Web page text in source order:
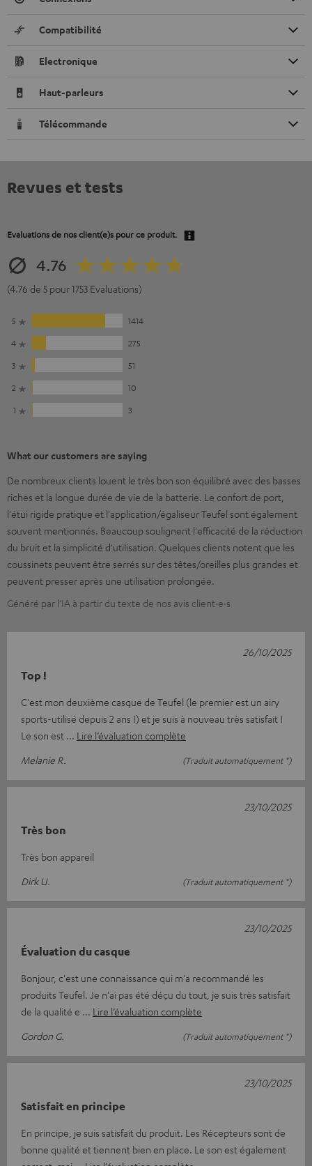
Compatibilité
Electronique
Haut-parleurs
Télécommande
Revues et tests
Evaluations de nos client(e)s pour ce produit.
4.76
(4.76 de 5 pour 1753 Evaluations)
5
1414
4
275
3
51
2
10
1
3
What our customers are saying
De nombreux clients louent le très bon son équilibré avec des basses
riches et la longue durée de vie de la batterie. Le confort de port,
l'étui rigide pratique et l'application/égaliseur Teufel sont également
souvent mentionnés. Beaucoup soulignent l'efficacité de la réduction
du bruit et la simplicité d'utilisation. Quelques clients notent que les
coussinets peuvent être serrés sur des têtes/oreilles plus grandes et
peuvent presser après une utilisation prolongée.
Généré par l’IA à partir du texte de nos avis client·e·s
Top !
C'est mon deuxième casque de Teufel (le premier est un airy
sports-utilisé depuis 2 ans !) et je suis à nouveau très satisfait !
Le son est
Lire l’évaluation complète
Melanie R.
(Traduit automatiquement *)
26/10/2025
Très bon
Très bon appareil
Dirk U.
(Traduit automatiquement *)
23/10/2025
Évaluation du casque
Bonjour, c'est une connaissance qui m'a recommandé les
produits Teufel. Je n'ai pas été déçu du tout, je suis très satisfait
de la qualité e
Lire l’évaluation complète
Gordon G.
(Traduit automatiquement *)
23/10/2025
Satisfait en principe
En principe, je suis satisfait du produit. Les Récepteurs sont de
bonne qualité et tiennent bien en place. Le son est également
23/10/2025